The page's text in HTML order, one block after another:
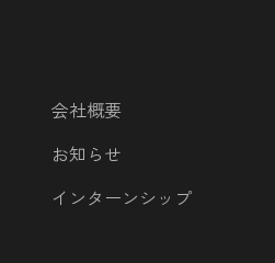
会社概要
お知らせ
インターンシップ